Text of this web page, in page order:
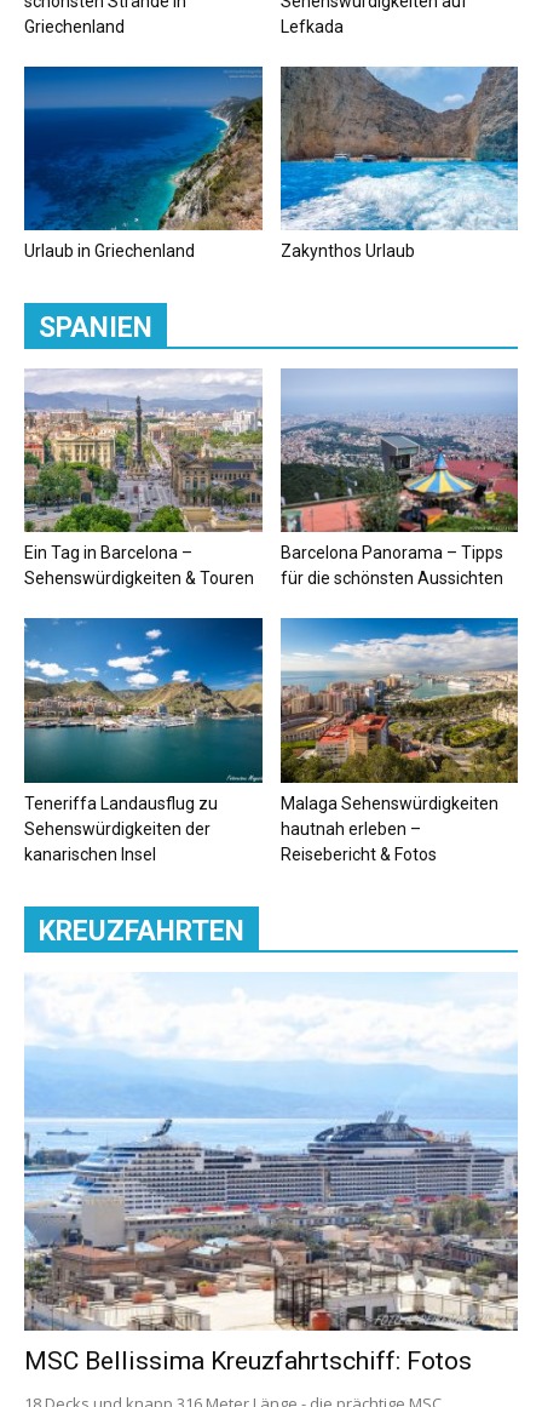
Griechenland
Lefkada
Urlaub in Griechenland Zakynthos Urlaub
SPANIEN
Ein Tag in Barcelona –
Sehenswürdigkeiten & Touren
Barcelona Panorama – Tipps
für die schönsten Aussichten
Teneriffa Landausflug zu
Sehenswürdigkeiten der
kanarischen Insel
Malaga Sehenswürdigkeiten
hautnah erleben –
Reisebericht & Fotos
KREUZFAHRTEN
MSC Bellissima Kreuzfahrtschiff: Fotos